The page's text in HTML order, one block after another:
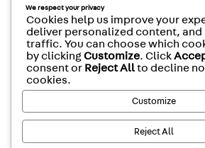
We respect your privacy
Cookies help us improve your
deliver personalized content, and
traffic. You can choose which
by clickingCustomize. Click
consent or Reject Allto decline
cookies.
Customize
Reject All